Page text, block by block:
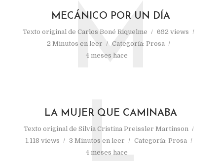
MECÁNICO POR UN DÍA
Texto original de Carlos Boné Riquelme
692 views
2 Minutos en leer
Categoría: Prosa
4 meses hace
M
LA MUJER QUE CAMINABA
Texto original de Silvia Cristina Preissler Martinson
1.118 views
3 Minutos en leer Categoría: Prosa
4 meses hace
L